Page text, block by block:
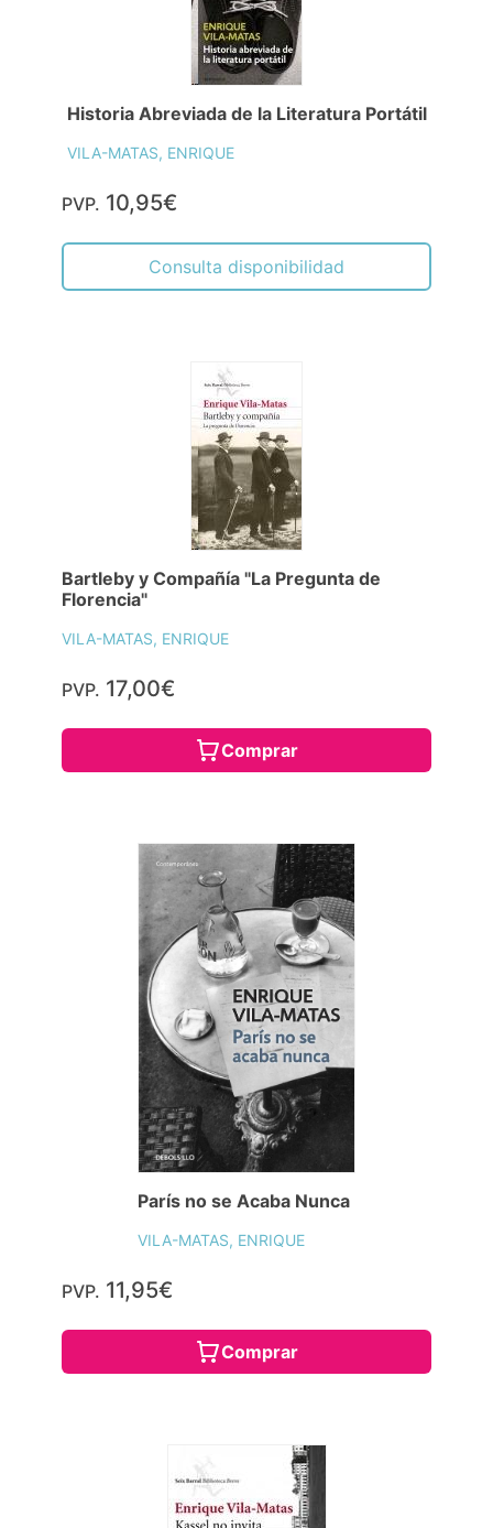
Historia Abreviada de la Literatura Portátil
VILA-MATAS, ENRIQUE
PVP. 10,95€
Consulta disponibilidad
Bartleby y Compañía "La Pregunta de
Florencia"
VILA-MATAS, ENRIQUE
PVP. 17,00€
Comprar
París no se Acaba Nunca
VILA-MATAS, ENRIQUE
PVP. 11,95€
Comprar